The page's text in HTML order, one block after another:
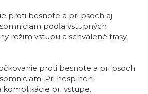
proti besnote a pri psoch aj
podľa vstupných
režim vstupu a schválené trasy.
proti besnote a pri psoch
Pri nesplnení
komplikácie pri vstupe.